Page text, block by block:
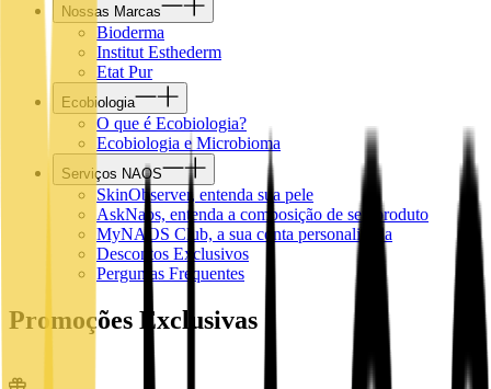
Nossas Marcas
Bioderma
Institut Esthederm
Etat Pur
Ecobiologia
O que é Ecobiologia?
Ecobiologia e Microbioma
Serviços NAOS
SkinObserver, entenda sua pele
AskNaos, entenda a composição de seu produto
MyNAOS Club, a sua conta personalizada
Descontos Exclusivos
Perguntas Frequentes
Promoções Exclusivas